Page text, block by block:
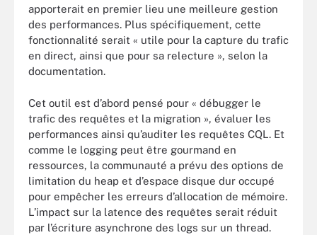
apporterait en premier lieu une meilleure gestion
des performances. Plus spécifiquement, cette
fonctionnalité serait « utile pour la capture du trafic
en direct, ainsi que pour sa relecture », selon la
documentation.
Cet outil est d’abord pensé pour « débugger le
trafic des requêtes et la migration », évaluer les
performances ainsi qu’auditer les requêtes CQL. Et
comme le logging peut être gourmand en
ressources, la communauté a prévu des options de
limitation du heap et d’espace disque dur occupé
pour empêcher les erreurs d’allocation de mémoire.
L’impact sur la latence des requêtes serait réduit
par l’écriture asynchrone des logs sur un thread.